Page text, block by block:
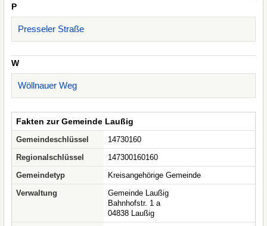
P
Presseler Straße
W
Wöllnauer Weg
Fakten zur Gemeinde Laußig
Gemeindeschlüssel
14730160
Regionalschlüssel
147300160160
Gemeindetyp
Kreisangehörige Gemeinde
Verwaltung
Gemeinde Laußig
Bahnhofstr. 1 a
04838 Laußig